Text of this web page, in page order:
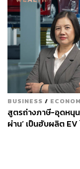
ขัดแย้งครั้งใหญ่กับจี
จ้าวยังระบุว่า เส้น
ใกล้ฐานติดตามขีปน
เกาะมาร์แชลล์ ซึ่งยิ่ง
สัญญาณเชิงยุทธศาส
ดังกล่าวสะท้อนว่า
ข้อมูลทางเทคนิคขอ
ส่วน ไลล์ มอร์ริส นัก
หมายหลักจะเป็นสห
BUSINESS /
สูตรถ่างภาษี-อุดหนุน
ผ่าน’ เป็นฮับผลิต